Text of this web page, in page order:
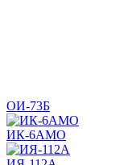
ОИ-73Б
ИК-6АМО